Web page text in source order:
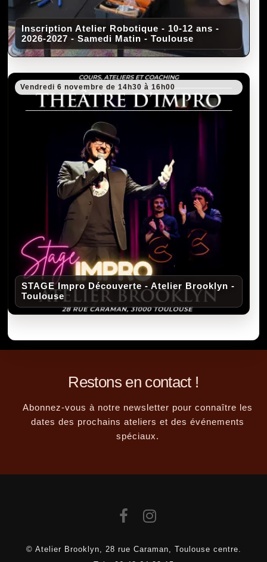
Inscription Atelier Robotique - 10-12 ans -
2026-2027 - Samedi Matin - Toulouse
STAGE Impro Découverte - Atelier Brooklyn -
Toulouse
Vendredi 6 novembre de 14h30 à 16h00
Restons en contact !
Abonnez-vous à notre newsletter pour connaître les
dates des prochains ateliers et des événements
spéciaux.
© Atelier Brooklyn, 28 rue Caraman, Toulouse centre.